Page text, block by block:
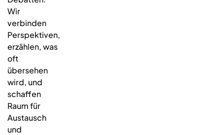
Wir
verbinden
Perspektiven,
erzählen, was
oft
übersehen
wird, und
schaffen
Raum für
Austausch
und